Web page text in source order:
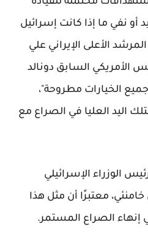
أو نفي ما إذا كانت إسرائيل
الأعلى الإيراني علي
الأمريكي السابق دونالد
الخيارات مطروحة"،
اليد العليا في الصراع مع
الوزراء الإسرائيلي
خامنئي، معتبرًا أن مثل هذا
إنهاء الصراع المستمر.